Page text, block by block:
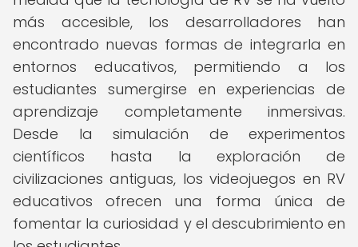
más accesible, los desarrolladores han
encontrado nuevas formas de integrarla en
entornos educativos, permitiendo a los
estudiantes sumergirse en experiencias de
aprendizaje completamente inmersivas.
Desde la simulación de experimentos
científicos hasta la exploración de
civilizaciones antiguas, los videojuegos en RV
educativos ofrecen una forma única de
fomentar la curiosidad y el descubrimiento en